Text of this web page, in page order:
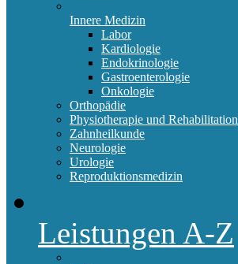
Innere Medizin
Labor
Kardiologie
Endokrinologie
Gastroenterologie
Onkologie
Orthopädie
Physiotherapie und Rehabilitation
Zahnheilkunde
Neurologie
Urologie
Reproduktionsmedizin
Leistungen A-Z